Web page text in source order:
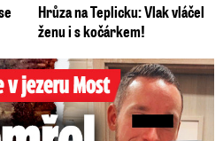
Hrůza na Teplicku: Vlak vláčel
ženu i s kočárkem!
táta Dominik (†28)